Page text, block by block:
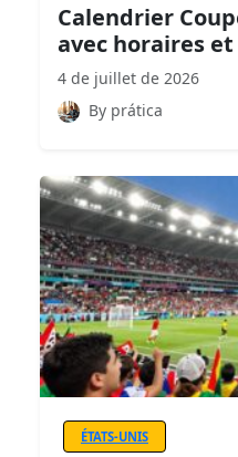
Calendrier
avec horaires
4 de juillet de 2026
By prática
ÉTATS-UNIS